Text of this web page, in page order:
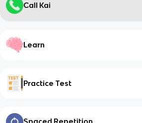
Call Kai
Learn
Practice Test